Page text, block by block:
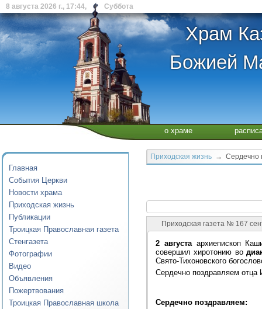
8 августа 2026 г., 17:44, Суббота
Храм
Божией
о храме
Главная
События Церкви
Новости храма
Приходская жизнь
Публикации
Троицкая Православная газета
Стенгазета
Фотографии
Видео
Объявления
Пожертвования
Троицкая Православная школа
Приходская жизнь → Сердечно
Приходская газета № 167
2 августаархиепископ
совершил хиротонию во
Свято-Тихоновского
Сердечно поздравляем отца
Сердечно поздравляем: